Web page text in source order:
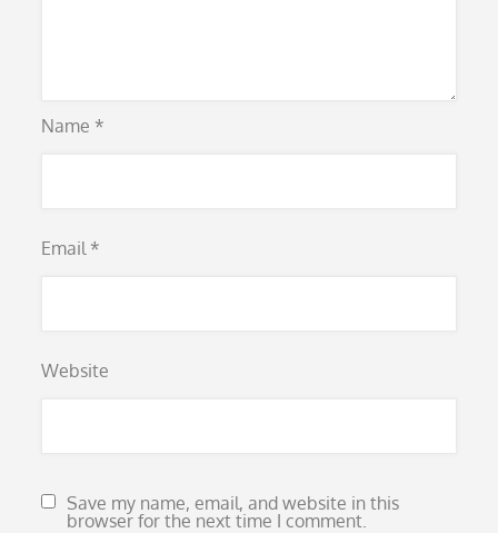
Name *
Email *
Website
Save my name, email, and website in this
browser for the next time I comment.